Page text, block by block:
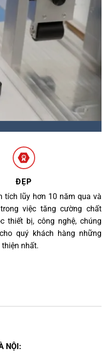
ĐẸP
tích lũy hơn 10 năm qua và
việc tăng cường chất
thiết bị, công nghệ, chúng
quý khách hàng những
nhất.
NỘI: